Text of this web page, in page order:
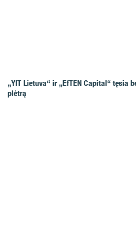
„YIT Lietuva“ ir „EfTEN Capital“ tęsia
plėtrą